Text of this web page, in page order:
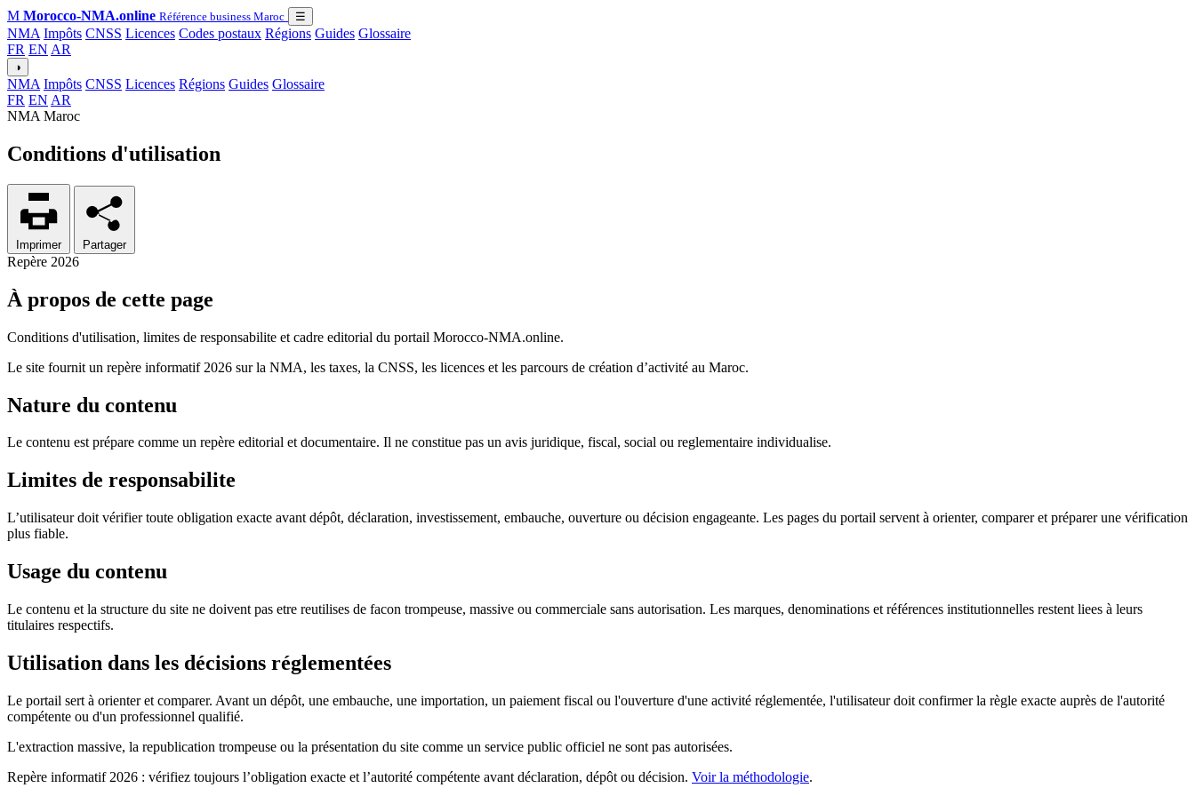
M Morocco-NMA.online Référence business Maroc ☰
NMA Impôts CNSS Licences Codes postaux Régions Guides Glossaire
FR EN AR
◑
NMA Impôts CNSS Licences Régions Guides Glossaire
FR EN AR
NMA Maroc
Conditions d'utilisation
Imprimer Partager
Repère 2026
À propos de cette page
Conditions d'utilisation, limites de responsabilite et cadre editorial du portail Morocco-NMA.online.
Le site fournit un repère informatif 2026 sur la NMA, les taxes, la CNSS, les licences et les parcours de création d’activité au Maroc.
Nature du contenu
Le contenu est prépare comme un repère editorial et documentaire. Il ne constitue pas un avis juridique, fiscal, social ou reglementaire individualise.
Limites de responsabilite
L’utilisateur doit vérifier toute obligation exacte avant dépôt, déclaration, investissement, embauche, ouverture ou décision engageante. Les pages du portail servent à orienter, comparer et préparer une vérification
plus fiable.
Usage du contenu
Le contenu et la structure du site ne doivent pas etre reutilises de facon trompeuse, massive ou commerciale sans autorisation. Les marques, denominations et références institutionnelles restent liees à leurs
titulaires respectifs.
Utilisation dans les décisions réglementées
Le portail sert à orienter et comparer. Avant un dépôt, une embauche, une importation, un paiement fiscal ou l'ouverture d'une activité réglementée, l'utilisateur doit confirmer la règle exacte auprès de l'autorité
compétente ou d'un professionnel qualifié.
L'extraction massive, la republication trompeuse ou la présentation du site comme un service public officiel ne sont pas autorisées.
Repère informatif 2026 : vérifiez toujours l’obligation exacte et l’autorité compétente avant déclaration, dépôt ou décision. Voir la méthodologie.